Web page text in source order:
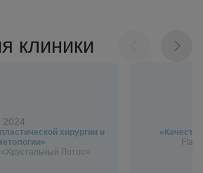
клиники
2024
хирургии и
Лотос»